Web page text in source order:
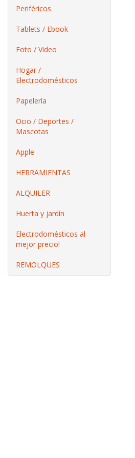
Periféricos
Tablets / Ebook
Foto / Video
Hogar /
Electrodomésticos
Papelería
Ocio / Deportes /
Mascotas
Apple
HERRAMIENTAS
ALQUILER
Huerta y jardín
Electrodomésticos al
mejor precio!
REMOLQUES